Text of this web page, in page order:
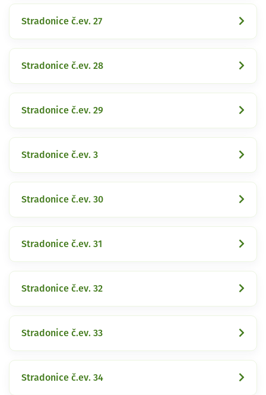
Stradonice č.ev. 27
Stradonice č.ev. 28
Stradonice č.ev. 29
Stradonice č.ev. 3
Stradonice č.ev. 30
Stradonice č.ev. 31
Stradonice č.ev. 32
Stradonice č.ev. 33
Stradonice č.ev. 34